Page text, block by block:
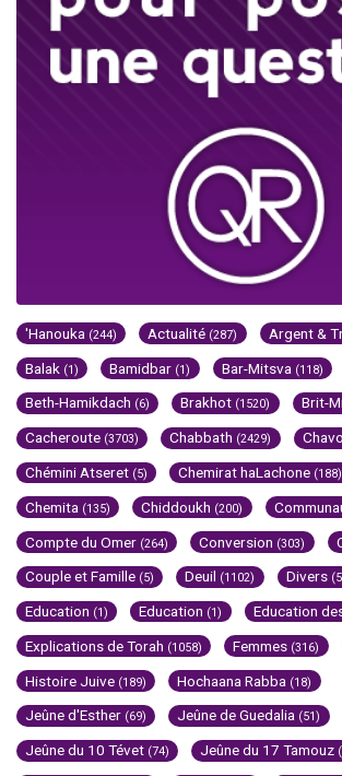
'Hanouka (244) Actualité (287) Argent &
Balak (1) Bamidbar (1) Bar-Mitsva (118)
Beth-Hamikdach (6) Brakhot (1520) Brit-
Cacheroute (3703) Chabbath (2429)
Chémini Atseret (5) Chemirat haLachone (188)
Chemita (135) Chiddoukh (200)
Compte du Omer (264) Conversion (303)
Couple et Famille (5) Deuil (1102) Divers
Education (1) Education (1) Education
Explications de Torah (1058) Femmes (316)
Histoire Juive (189) Hochaana Rabba (18)
Jeûne d'Esther (69) Jeûne de Guedalia (51)
Jeûne du 10 Tévet (74) Jeûne du 17 Tamouz